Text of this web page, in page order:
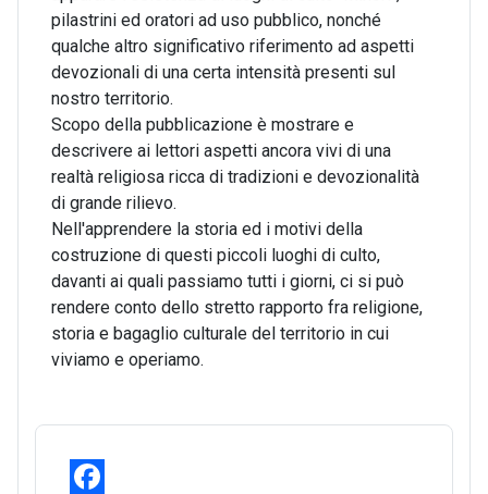
pilastrini ed oratori ad uso pubblico, nonché
qualche altro significativo riferimento ad aspetti
devozionali di una certa intensità presenti sul
nostro territorio.
Scopo della pubblicazione è mostrare e
descrivere ai lettori aspetti ancora vivi di una
realtà religiosa ricca di tradizioni e devozionalità
di grande rilievo.
Nell'apprendere la storia ed i motivi della
costruzione di questi piccoli luoghi di culto,
davanti ai quali passiamo tutti i giorni, ci si può
rendere conto dello stretto rapporto fra religione,
storia e bagaglio culturale del territorio in cui
viviamo e operiamo.